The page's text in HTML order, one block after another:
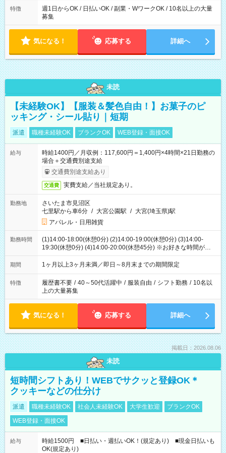
特徴
週1日からOK / 日払いOK / 副業・WワークOK / 10名以上の大量
募集
気になる！ 応募する 詳細へ
未読
【未経験OK】【服装＆髪色自由！】お菓子のピ
ッキング・シール貼り｜短期
派遣 職種未経験OK ブランクOK WEB登録・面接OK
給与
時給1400円／月収例：117,600円＝1,400円×4時間×21日勤務の
場合＋交通費別途支給
交通費別途支給あり
交通費 実費支給／当社規定あり。
勤務地
さいたま市見沼区
七里駅から車6分 / 大宮公園駅 / 大宮(埼玉県)駅
アパレル・日用雑貨
勤務時間
(1)14:00-18:00(休憩0分) (2)14:00-19:00(休憩0分) (3)14:00-
19:30(休憩0分) (4)14:00-20:00(休憩45分) ※お好きな時間が選べ
ます
期間 1ヶ月以上3ヶ月未満／即日～8月末までの期間限定
特徴 履歴書不要 / 40～50代活躍中 / 服装自由 / シフト勤務 / 10名以
上の大量募集
気になる！ 応募する 詳細へ
掲載日：2026.08.06
未読
短時間シフトあり！WEBでサクッと登録OK＊
クッキーなどの仕分け
派遣 職種未経験OK 社会人未経験OK 大学生歓迎
ブランクOK
WEB登録・面接OK
給与
時給1500円 ■日払い・週払いOK！(規定あり) ■現金日払いも
OK(規定あり)